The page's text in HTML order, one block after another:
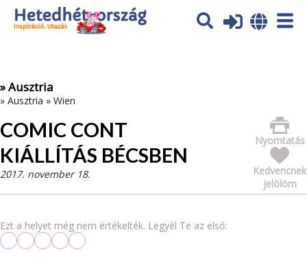
Az oldal sütiket (cookies) használ. További tájékoztatás itt:
Adatvédelmi tájékoztató
» Ausztria
» Ausztria » Wien
COMIC CONT
KIÁLLÍTÁS BÉCSBEN
Nyomtatás
Kedvencnek
jelölöm
2017. november 18.
Ezt a helyet még nem értékelték. Legyél Te az első: